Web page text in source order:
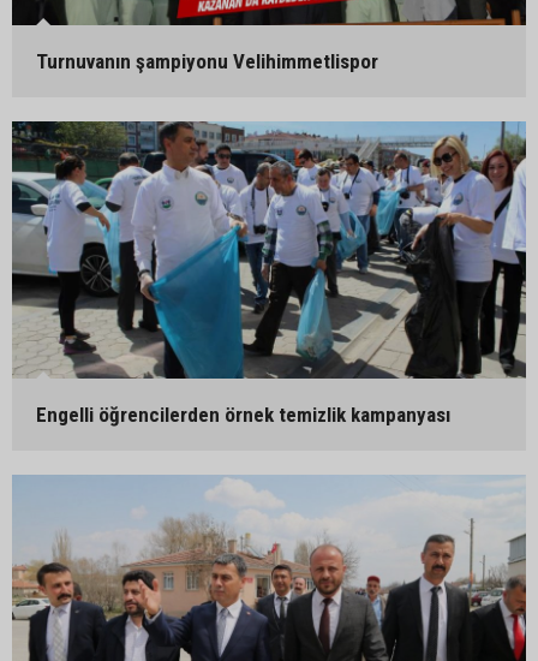
Turnuvanın şampiyonu Velihimmetlispor
Engelli öğrencilerden örnek temizlik kampanyası